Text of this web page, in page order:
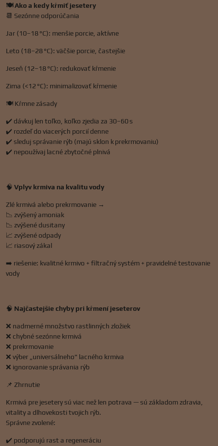
🍽️ Ako a kedy kŕmiť jesetery
📆 Sezónne odporúčania
Jar (10–18 °C): menšie porcie, aktívne
Leto (18–28 °C): väčšie porcie, častejšie
Jeseň (12–18 °C): redukovať kŕmenie
Zima (<12 °C): minimalizovať kŕmenie
🍽️ Kŕmne zásady
✔️ dávkuj len toľko, koľko zjedia za 30–60 s
✔️ rozdeľ do viacerých porcií denne
✔️ sleduj správanie rýb (majú sklon k prekrmovaniu)
✔️ nepoužívaj lacné zbytočné plnivá
🧠 Vplyv krmiva na kvalitu vody
Zlé krmivá alebo prekrmovanie →
📉 zvýšený amoniak
📉 zvýšené dusitany
📈 zvýšené odpady
📈 riasový zákal
➡️ riešenie: kvalitné krmivo + filtračný systém + pravidelné testovanie
vody
🧠 Najčastejšie chyby pri kŕmení jeseterov
❌ nadmerné množstvo rastlinných zložiek
❌ chybné sezónne krmivá
❌ prekrmovanie
❌ výber „universálneho" lacného krmiva
❌ ignorovanie správania rýb
📌 Zhrnutie
Krmivá pre jesetery sú viac než len potrava — sú základom zdravia,
vitality a dlhovekosti tvojich rýb.
Správne zvolené:
✔️ podporujú rast a regeneráciu